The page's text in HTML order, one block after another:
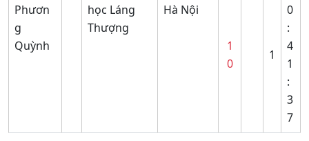
Phươn
g
Quỳnh
học Láng
Thượng
Hà Nội
1
0
1
0
:
4
1
:
3
7